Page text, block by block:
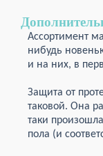
Ассортимент
нибудь
и на них, в
Защита от
таковой. Она
таки
пола (и